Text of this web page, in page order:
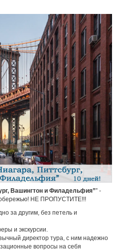
Вашингтон и Филадельфия”” -
НЕ ПРОПУСТИТЕ!!!
за другим, без петель и
и экскурсии.
директор тура, с ним надежно
вопросы на себя